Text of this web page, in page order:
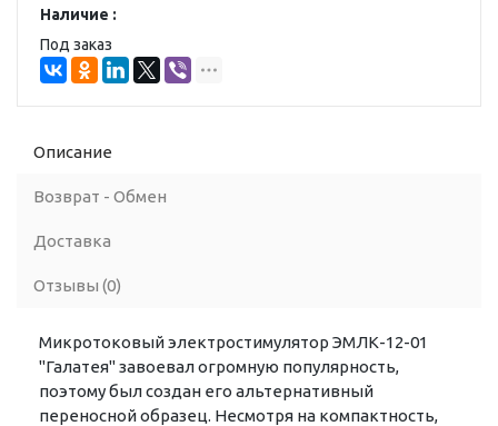
Наличие :
Под заказ
Описание
Возврат - Обмен
Доставка
Отзывы (0)
Микротоковый электростимулятор ЭМЛК-12-01
"Галатея" завоевал огромную популярность,
поэтому был создан его альтернативный
переносной образец. Несмотря на компактность,